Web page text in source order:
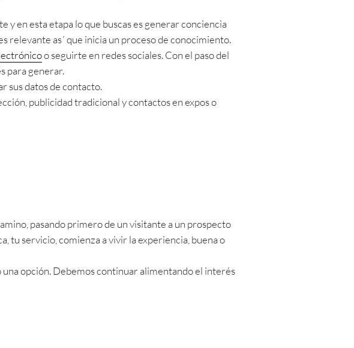
y en esta etapa lo que buscas es generar conciencia
relevante as´ que inicia un proceso de conocimiento.
o seguirte en redes sociales. Con el paso del
para generar.
sus datos de contacto.
publicidad tradicional y contactos en expos o
pasando primero de un visitante a un prospecto
tu servicio, comienza a vivir la experiencia, buena o
opción. Debemos continuar alimentando el interés